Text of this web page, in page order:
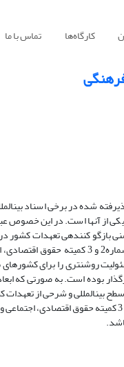
کارگاه‌ها تماس با ما
بازگو کننده­ی تعهدات
نیست. لکن تحولات حقوقی پس از تصویب پیمان نامه مذکور در
روشن­تری را برای کشورهای
بوده است. به­ صورتی که
بین­المللی و شرحی از تعهدات